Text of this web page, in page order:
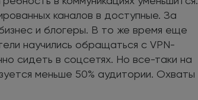
каналов в доступные. За
и блогеры. В то же время еще
научились обращаться с VPN-
сидеть в соцсетях. Но все-таки на
меньше 50% аудитории. Охваты